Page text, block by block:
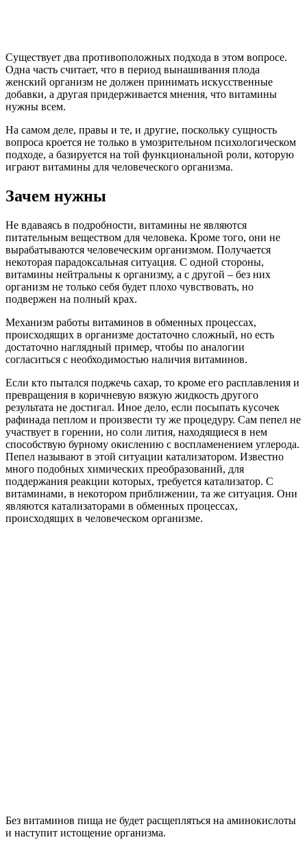
Существует два противоположных подхода в этом вопросе.
Одна часть считает, что в период вынашивания плода
женский организм не должен принимать искусственные
добавки, а другая придерживается мнения, что витамины
нужны всем.
На самом деле, правы и те, и другие, поскольку сущность
вопроса кроется не только в умозрительном психологическом
подходе, а базируется на той функциональной роли, которую
играют витамины для человеческого организма.
Зачем нужны
Не вдаваясь в подробности, витамины не являются
питательным веществом для человека. Кроме того, они не
вырабатываются человеческим организмом. Получается
некоторая парадоксальная ситуация. С одной стороны,
витамины нейтральны к организму, а с другой – без них
организм не только себя будет плохо чувствовать, но
подвержен на полный крах.
Механизм работы витаминов в обменных процессах,
происходящих в организме достаточно сложный, но есть
достаточно наглядный пример, чтобы по аналогии
согласиться с необходимостью наличия витаминов.
Если кто пытался поджечь сахар, то кроме его расплавления и
превращения в коричневую вязкую жидкость другого
результата не достигал. Иное дело, если посыпать кусочек
рафинада пеплом и произвести ту же процедуру. Сам пепел не
участвует в горении, но соли лития, находящиеся в нем
способствую бурному окислению с воспламенением углерода.
Пепел называют в этой ситуации катализатором. Известно
много подобных химических преобразований, для
поддержания реакции которых, требуется катализатор. С
витаминами, в некотором приближении, та же ситуация. Они
являются катализаторами в обменных процессах,
происходящих в человеческом организме.
Без витаминов пища не будет расщепляться на аминокислоты
и наступит истощение организма.